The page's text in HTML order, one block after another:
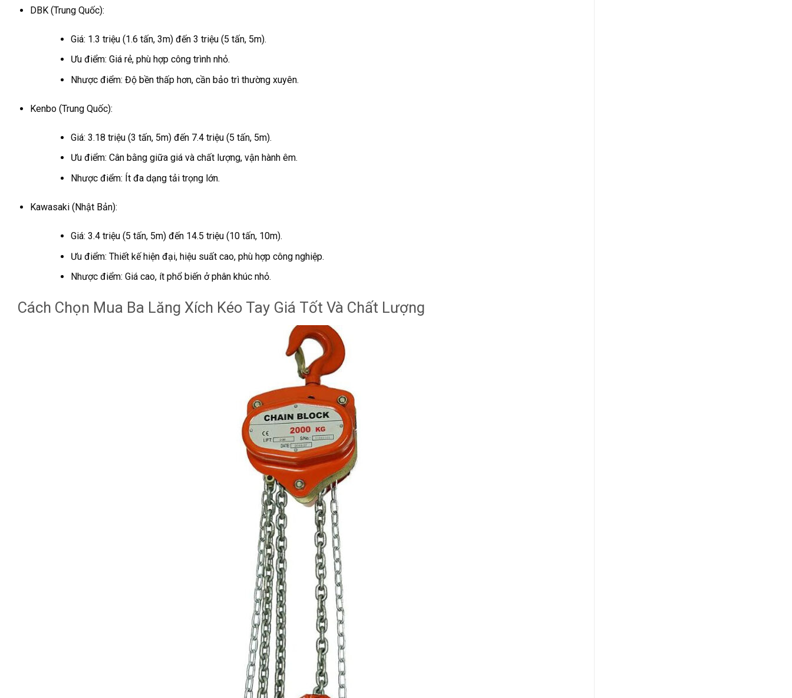
DBK (Trung Quốc):
Giá: 1.3 triệu (1.6 tấn, 3m) đến 3 triệu (5 tấn, 5m).
Ưu điểm: Giá rẻ, phù hợp công trình nhỏ.
Nhược điểm: Độ bền thấp hơn, cần bảo trì thường xuyên.
Kenbo (Trung Quốc):
Giá: 3.18 triệu (3 tấn, 5m) đến 7.4 triệu (5 tấn, 5m).
Ưu điểm: Cân bằng giữa giá và chất lượng, vận hành êm.
Nhược điểm: Ít đa dạng tải trọng lớn.
Kawasaki (Nhật Bản):
Giá: 3.4 triệu (5 tấn, 5m) đến 14.5 triệu (10 tấn, 10m).
Ưu điểm: Thiết kế hiện đại, hiệu suất cao, phù hợp công nghiệp.
Nhược điểm: Giá cao, ít phổ biến ở phân khúc nhỏ.
Cách Chọn Mua Ba Lăng Xích Kéo Tay Giá Tốt Và Chất Lượng